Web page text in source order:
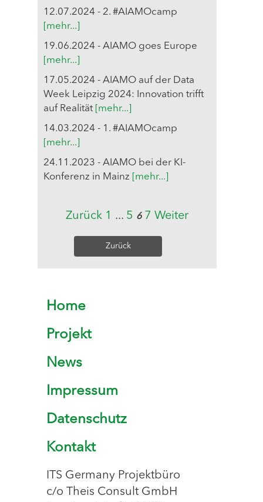
12.07.2024 - 2. #AIAMOcamp
[mehr...]
19.06.2024 - AIAMO goes Europe
[mehr...]
17.05.2024 - AIAMO auf der Data
Week Leipzig 2024: Innovation trifft
auf Realität [mehr...]
14.03.2024 - 1. #AIAMOcamp
[mehr...]
24.11.2023 - AIAMO bei der KI-
Konferenz in Mainz
[mehr...]
Zurück 1 ... 5 6 7 Weiter
Zurück
Home
Projekt
News
Impressum
Datenschutz
Kontakt
ITS Germany Projektbüro
c/o Theis Consult GmbH